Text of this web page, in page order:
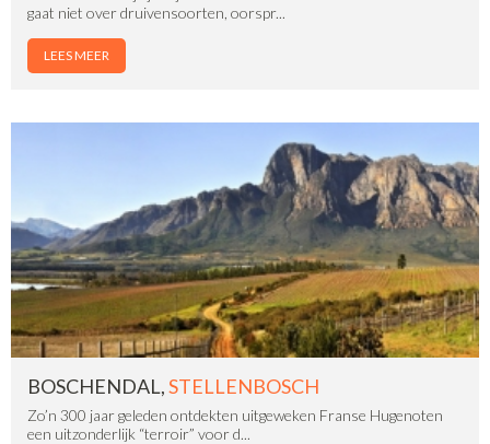
gaat niet over druivensoorten, oorspr...
LEES MEER
BOSCHENDAL,STELLENBOSCH
Zo’n 300 jaar geleden ontdekten uitgeweken Franse Hugenoten
een uitzonderlijk “terroir” voor d...